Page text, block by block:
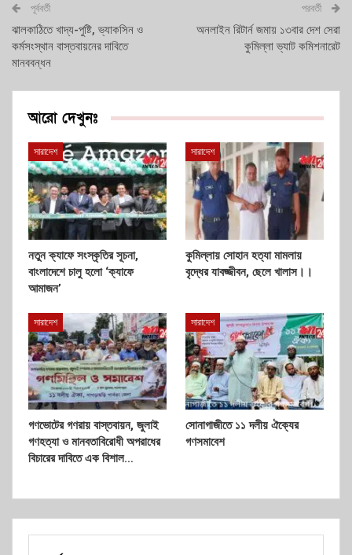
পূর্ববর্তী
ঝালকাঠিতে খাদ্য-পুষ্টি, ভ্যাকসিন ও
কর্মসংস্থান বাস্তবায়নের দাবিতে
মানববন্ধন
পরবর্তী
অনলাইন রিটার্ন জমায় ১৩বার দেশ সেরা
কুমিল্লা ভ্যাট কমিশনারেট
আরো দেখুনঃ
সারাদেশ
নতুন ক্যাফে সংস্কৃতির সূচনা,
বাংলাদেশে চালু হলো ‘ক্যাফে
আমাজন’
সারাদেশ
কুমিল্লায় সোহান হত্যা মামলায়
বৃদ্ধের যাবজ্জীবন, ছেলে খালাস।।
সারাদেশ
গণভোটের গণরায় বাস্তবায়ন, জুলাই
গণহত্যা ও মানবতাবিরোধী অপরাধের
বিচারের দাবিতে এক বিশাল…
সারাদেশ
সোনাগাজীতে ১১ দলীয় ঐক্যের
গণসমাবেশ